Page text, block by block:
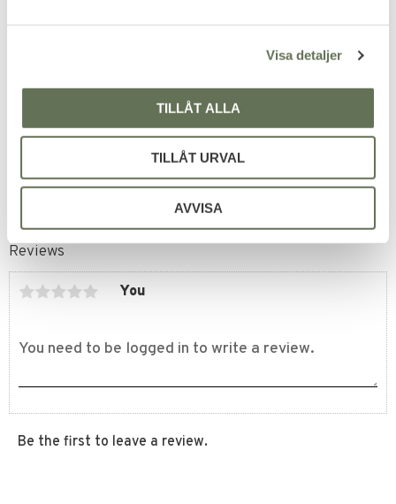
Visa detaljer
TILLÅT ALLA
TILLÅT URVAL
AVVISA
Reviews
You
Be the first to leave a review.
axelväska.